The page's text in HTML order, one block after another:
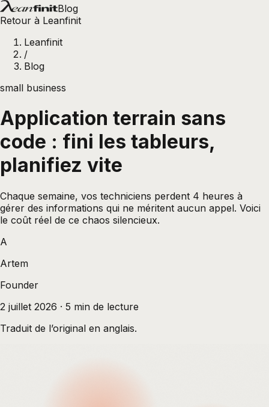
Blog
Retour à Leanfinit
Leanfinit
/
Blog
small business
Application terrain sans
code : fini les tableurs,
planifiez vite
Chaque semaine, vos techniciens perdent 4 heures à
gérer des informations qui ne méritent aucun appel. Voici
le coût réel de ce chaos silencieux.
A
Artem
Founder
2 juillet 2026 · 5 min de lecture
Traduit de l’original en anglais.